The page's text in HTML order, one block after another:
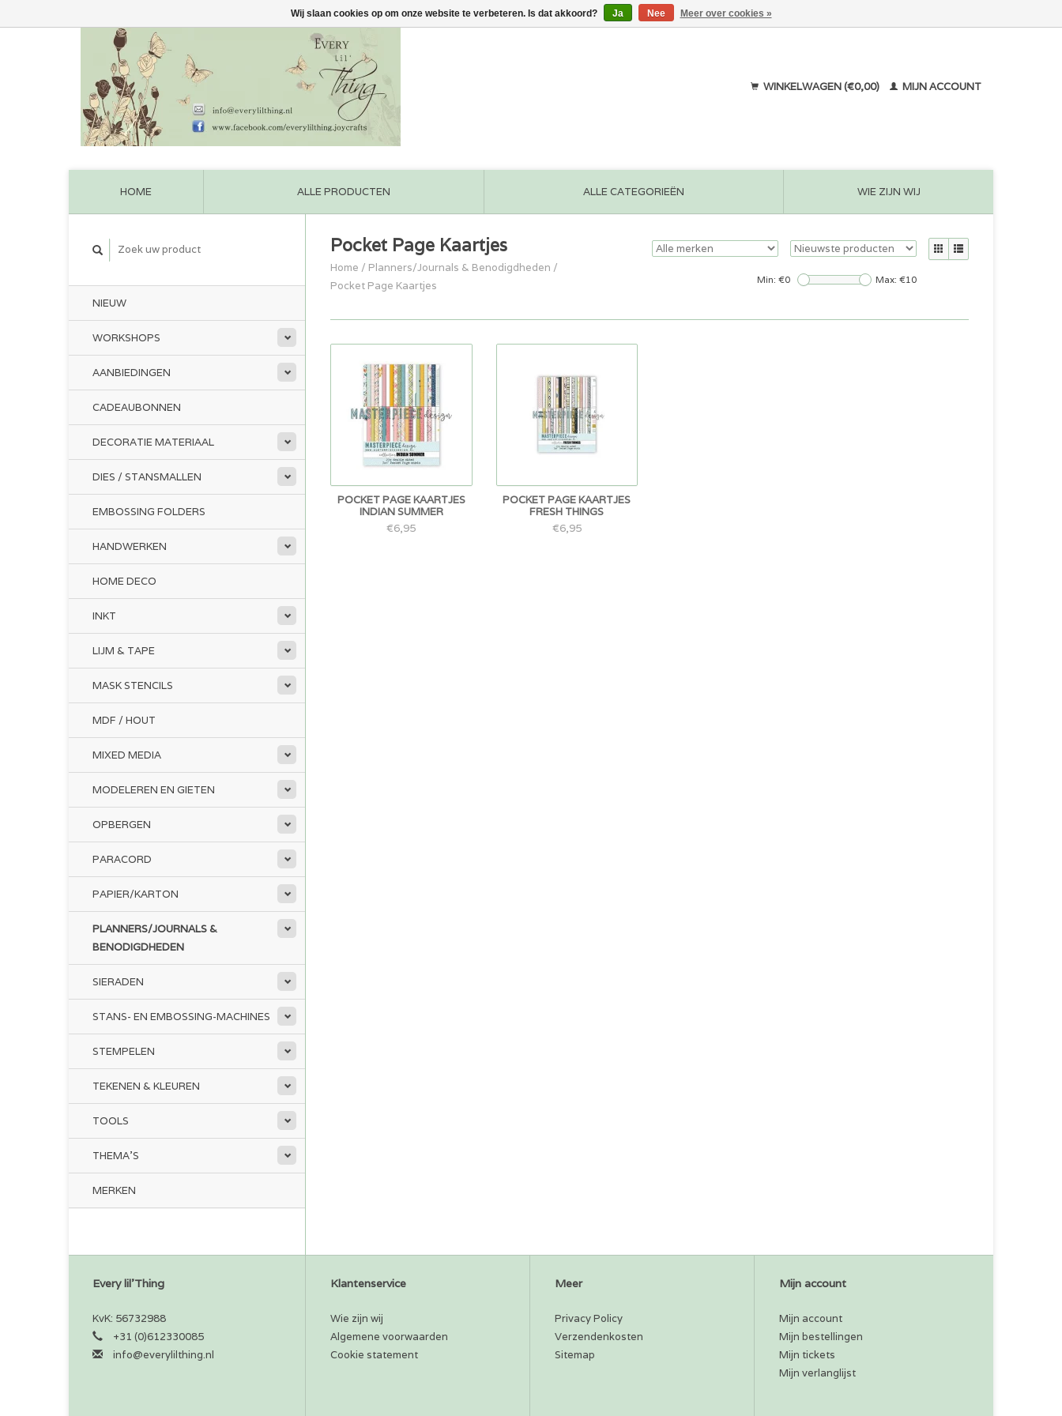
WINKELWAGEN (€0,00) MIJN ACCOUNT
HOME ALLE PRODUCTEN ALLE CATEGORIEËN WIE ZIJN WIJ
NIEUW
WORKSHOPS
AANBIEDINGEN
CADEAUBONNEN
DECORATIE MATERIAAL
DIES / STANSMALLEN
EMBOSSING FOLDERS
HANDWERKEN
HOME DECO
INKT
LIJM & TAPE
MASK STENCILS
MDF / HOUT
MIXED MEDIA
MODELEREN EN GIETEN
OPBERGEN
PARACORD
PAPIER/KARTON
PLANNERS/JOURNALS &
BENODIGDHEDEN
SIERADEN
STANS- EN EMBOSSING-MACHINES
STEMPELEN
TEKENEN & KLEUREN
TOOLS
THEMA'S
MERKEN
Pocket Page Kaartjes
Home / Planners/Journals & Benodigdheden /
Pocket Page Kaartjes
Min: €0 Max: €10
POCKET PAGE KAARTJES
INDIAN SUMMER
€6,95
POCKET PAGE KAARTJES
FRESH THINGS
€6,95
Every lil'Thing
KvK: 56732988
+31 (0)612330085
info@everylilthing.nl
Klantenservice
Wie zijn wij
Algemene voorwaarden
Cookie statement
Meer
Privacy Policy
Verzendenkosten
Sitemap
Mijn account
Mijn account
Mijn bestellingen
Mijn tickets
Mijn verlanglijst
Wij slaan cookies op om onze website te verbeteren. Is dat akkoord? Ja Nee Meer over cookies »